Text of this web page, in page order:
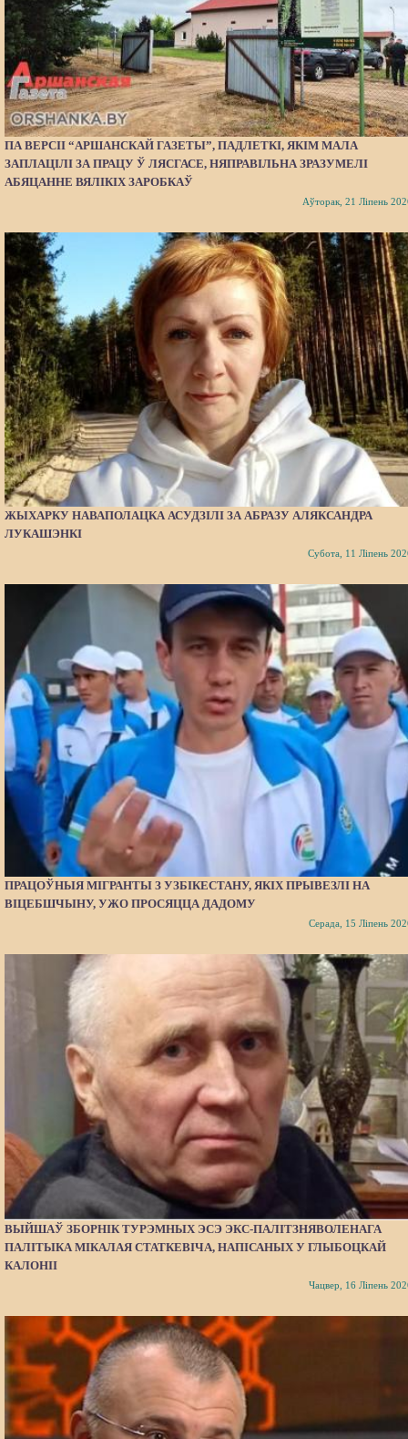
ПА ВЕРСІІ “АРШАНСКАЙ ГАЗЕТЫ”, ПАДЛЕТКІ, ЯКІМ МАЛА
ЗАПЛАЦІЛІ ЗА ПРАЦУ Ў ЛЯСГАСЕ, НЯПРАВІЛЬНА ЗРАЗУМЕЛІ
АБЯЦАННЕ ВЯЛІКІХ ЗАРОБКАЎ
Аўторак, 21 Ліпень
ЖЫХАРКУ НАВАПОЛАЦКА АСУДЗІЛІ ЗА АБРАЗУ АЛЯКСАНДРА
ЛУКАШЭНКІ
Субота, 11 Ліпень
ПРАЦОЎНЫЯ МІГРАНТЫ З УЗБІКЕСТАНУ, ЯКІХ ПРЫВЕЗЛІ НА
ВІЦЕБШЧЫНУ, УЖО ПРОСЯЦЦА ДАДОМУ
Серада, 15 Ліпень
ВЫЙШАЎ ЗБОРНІК ТУРЭМНЫХ ЭСЭ ЭКС-ПАЛІТЗНЯВОЛЕНАГА
ПАЛІТЫКА МІКАЛАЯ СТАТКЕВІЧА, НАПІСАНЫХ У ГЛЫБОЦКАЙ
КАЛОНІІ
Чацвер, 16 Ліпень